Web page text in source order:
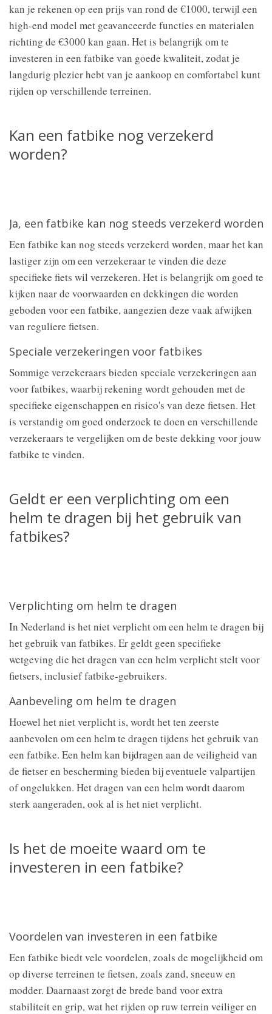
kan je rekenen op een prijs van rond de €1000, terwijl een
high-end model met geavanceerde functies en materialen
richting de €3000 kan gaan. Het is belangrijk om te
investeren in een fatbike van goede kwaliteit, zodat je
langdurig plezier hebt van je aankoop en comfortabel kunt
rijden op verschillende terreinen.
Kan een fatbike nog verzekerd
worden?
Ja, een fatbike kan nog steeds verzekerd worden
Een fatbike kan nog steeds verzekerd worden, maar het kan
lastiger zijn om een verzekeraar te vinden die deze
specifieke fiets wil verzekeren. Het is belangrijk om goed te
kijken naar de voorwaarden en dekkingen die worden
geboden voor een fatbike, aangezien deze vaak afwijken
van reguliere fietsen.
Speciale verzekeringen voor fatbikes
Sommige verzekeraars bieden speciale verzekeringen aan
voor fatbikes, waarbij rekening wordt gehouden met de
specifieke eigenschappen en risico's van deze fietsen. Het
is verstandig om goed onderzoek te doen en verschillende
verzekeraars te vergelijken om de beste dekking voor jouw
fatbike te vinden.
Geldt er een verplichting om een
helm te dragen bij het gebruik van
fatbikes?
Verplichting om helm te dragen
In Nederland is het niet verplicht om een helm te dragen bij
het gebruik van fatbikes. Er geldt geen specifieke
wetgeving die het dragen van een helm verplicht stelt voor
fietsers, inclusief fatbike-gebruikers.
Aanbeveling om helm te dragen
Hoewel het niet verplicht is, wordt het ten zeerste
aanbevolen om een helm te dragen tijdens het gebruik van
een fatbike. Een helm kan bijdragen aan de veiligheid van
de fietser en bescherming bieden bij eventuele valpartijen
of ongelukken. Het dragen van een helm wordt daarom
sterk aangeraden, ook al is het niet verplicht.
Is het de moeite waard om te
investeren in een fatbike?
Voordelen van investeren in een fatbike
Een fatbike biedt vele voordelen, zoals de mogelijkheid om
op diverse terreinen te fietsen, zoals zand, sneeuw en
modder. Daarnaast zorgt de brede band voor extra
stabiliteit en grip, wat het rijden op ruw terrein veiliger en